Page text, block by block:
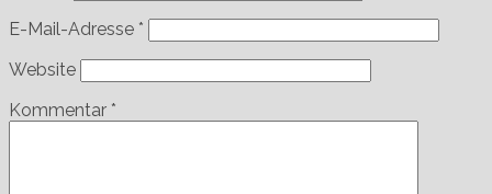
E-Mail-Adresse *
Website
Kommentar *